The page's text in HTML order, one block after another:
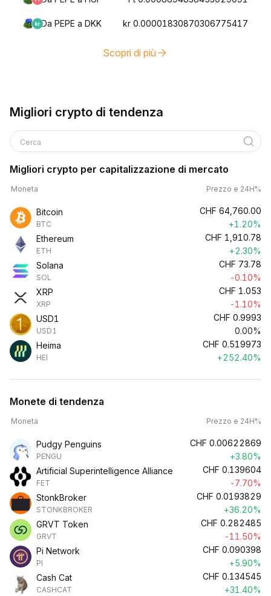
Da PEPE a DKK kr 0.00001830870306775417
Scopri di più
Migliori crypto di tendenza
Cerca
Migliori crypto per capitalizzazione di mercato
Moneta Prezzo e 24H%
Bitcoin
BTC
CHF 64,760.00
+1.20%
Ethereum
ETH
CHF 1,910.78
+2.30%
Solana
SOL
CHF 73.78
-0.10%
XRP
XRP
CHF 1.053
-1.10%
USD1
USD1
CHF 0.9993
0.00%
Heima
HEI
CHF 0.519973
+252.40%
Monete di tendenza
Moneta Prezzo e 24H%
Pudgy Penguins
PENGU
CHF 0.00622869
+3.80%
Artificial Superintelligence Alliance
FET
CHF 0.139604
-7.70%
StonkBroker
STONKBROKER
CHF 0.0193829
+36.20%
GRVT Token
GRVT
CHF 0.282485
-11.50%
Pi Network
PI
CHF 0.090398
+5.90%
Cash Cat
CASHCAT
CHF 0.134545
+31.40%